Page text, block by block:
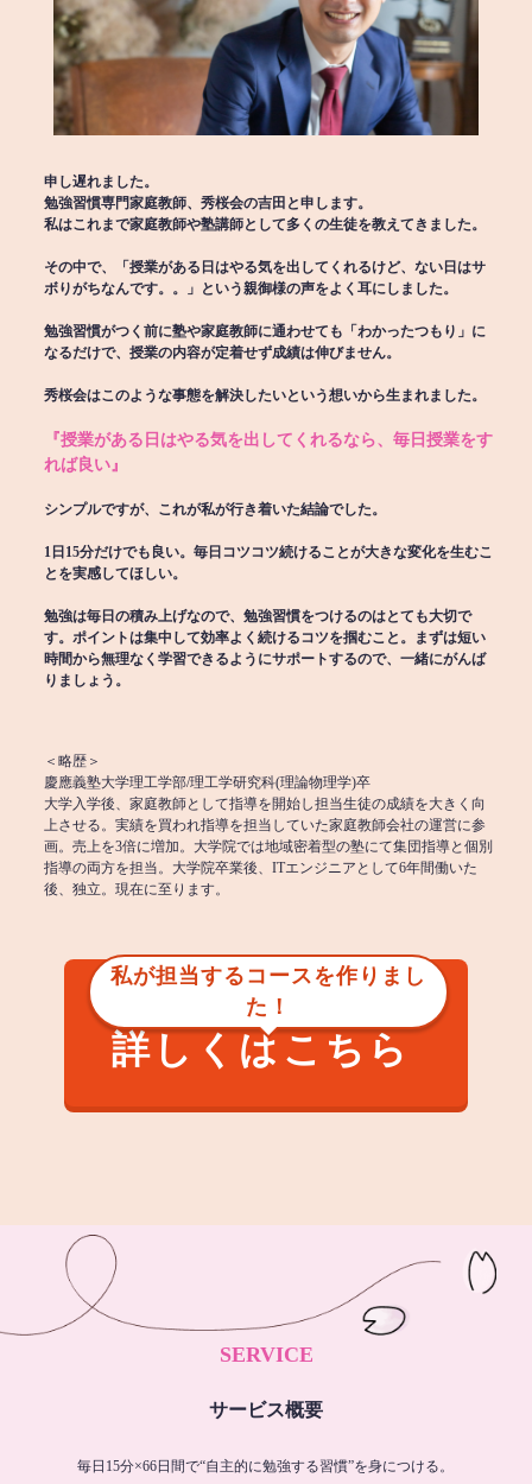
申し遅れました。
勉強習慣専門家庭教師、秀桜会の吉田と申します。
私はこれまで家庭教師や塾講師として多くの生徒を教えてきました。
その中で、「授業がある日はやる気を出してくれるけど、ない日はサ
ボりがちなんです。。」という親御様の声をよく耳にしました。
勉強習慣がつく前に塾や家庭教師に通わせても「わかったつもり」に
なるだけで、授業の内容が定着せず成績は伸びません。
秀桜会はこのような事態を解決したいという想いから生まれました。
『授業がある日はやる気を出してくれるなら、毎日授業をす
れば良い』
シンプルですが、これが私が行き着いた結論でした。
1日15分だけでも良い。毎日コツコツ続けることが大きな変化を生むこ
とを実感してほしい。
勉強は毎日の積み上げなので、勉強習慣をつけるのはとても大切で
す。ポイントは集中して効率よく続けるコツを掴むこと。まずは短い
時間から無理なく学習できるようにサポートするので、一緒にがんば
りましょう。
＜略歴＞
慶應義塾大学理工学部/理工学研究科(理論物理学)卒
大学入学後、家庭教師として指導を開始し担当生徒の成績を大きく向
上させる。実績を買われ指導を担当していた家庭教師会社の運営に参
画。売上を3倍に増加。大学院では地域密着型の塾にて集団指導と個別
指導の両方を担当。大学院卒業後、ITエンジニアとして6年間働いた
後、独立。現在に至ります。
私が担当するコースを作りまし
た！
詳しくはこちら
SERVICE
サービス概要
毎日15分×66日間で“自主的に勉強する習慣”を身につける。